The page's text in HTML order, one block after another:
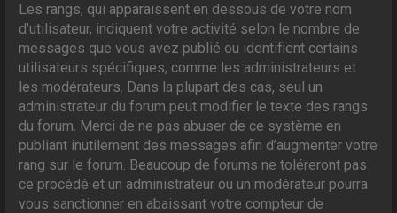
Les rangs, qui apparaissent en dessous de votre nom
d’utilisateur, indiquent votre activité selon le nombre de
messages que vous avez publié ou identifient certains
utilisateurs spécifiques, comme les administrateurs et
les modérateurs. Dans la plupart des cas, seul un
administrateur du forum peut modifier le texte des rangs
du forum. Merci de ne pas abuser de ce système en
publiant inutilement des messages afin d’augmenter votre
rang sur le forum. Beaucoup de forums ne toléreront pas
ce procédé et un administrateur ou un modérateur pourra
vous sanctionner en abaissant votre compteur de